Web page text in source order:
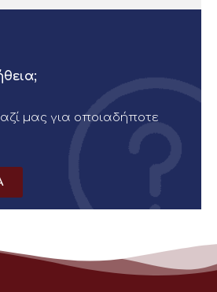
μας για οποιαδήποτε